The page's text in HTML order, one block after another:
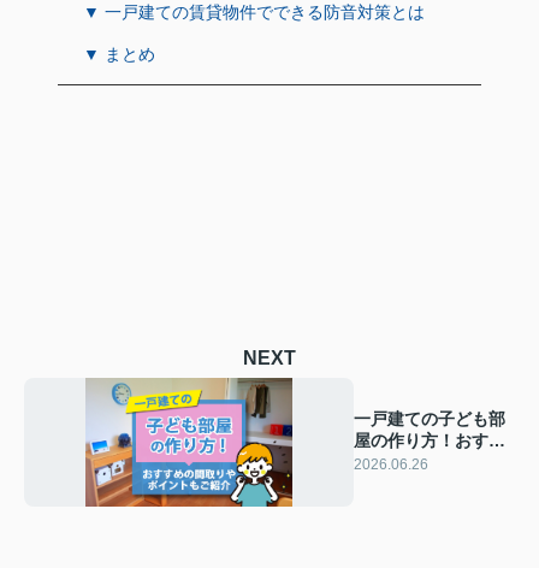
▼ 一戸建ての賃貸物件でできる防音対策とは
▼ まとめ
NEXT
一戸建ての子ども部
屋の作り方！おすす
めの間取りやポイン
2026.06.26